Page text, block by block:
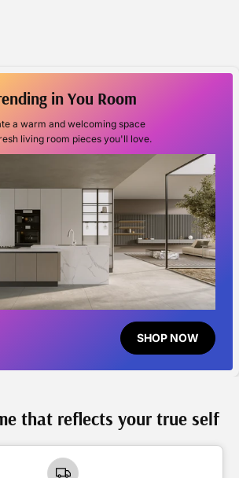
in You Room
a warm and welcoming space
living room pieces you'll love.
SHOP NOW
that reflects your true self